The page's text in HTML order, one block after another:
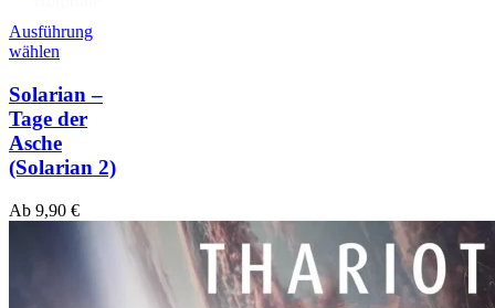
Ausführung
wählen
Solarian –
Tage der
Asche
(Solarian 2)
Ab 9,90 €